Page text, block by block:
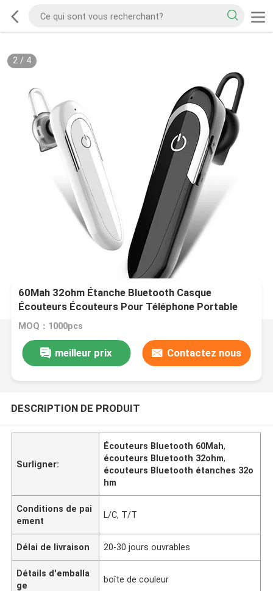
2/ 4
60Mah 32ohm Étanche Bluetooth Casque
Écouteurs Écouteurs Pour Téléphone Portable
CVC 4.0 Antibruit
MOQ：1000pcs
meilleur prix Contactez nous
DESCRIPTION DE PRODUIT
Surligner:
Écouteurs Bluetooth 60Mah,
écouteurs Bluetooth 32ohm,
écouteurs Bluetooth étanches 32o
hm
Conditions de pai
ement
L/C, T/T
Délai de livraison 20-30 jours ouvrables
Détails d'emballa
ge
boîte de couleur